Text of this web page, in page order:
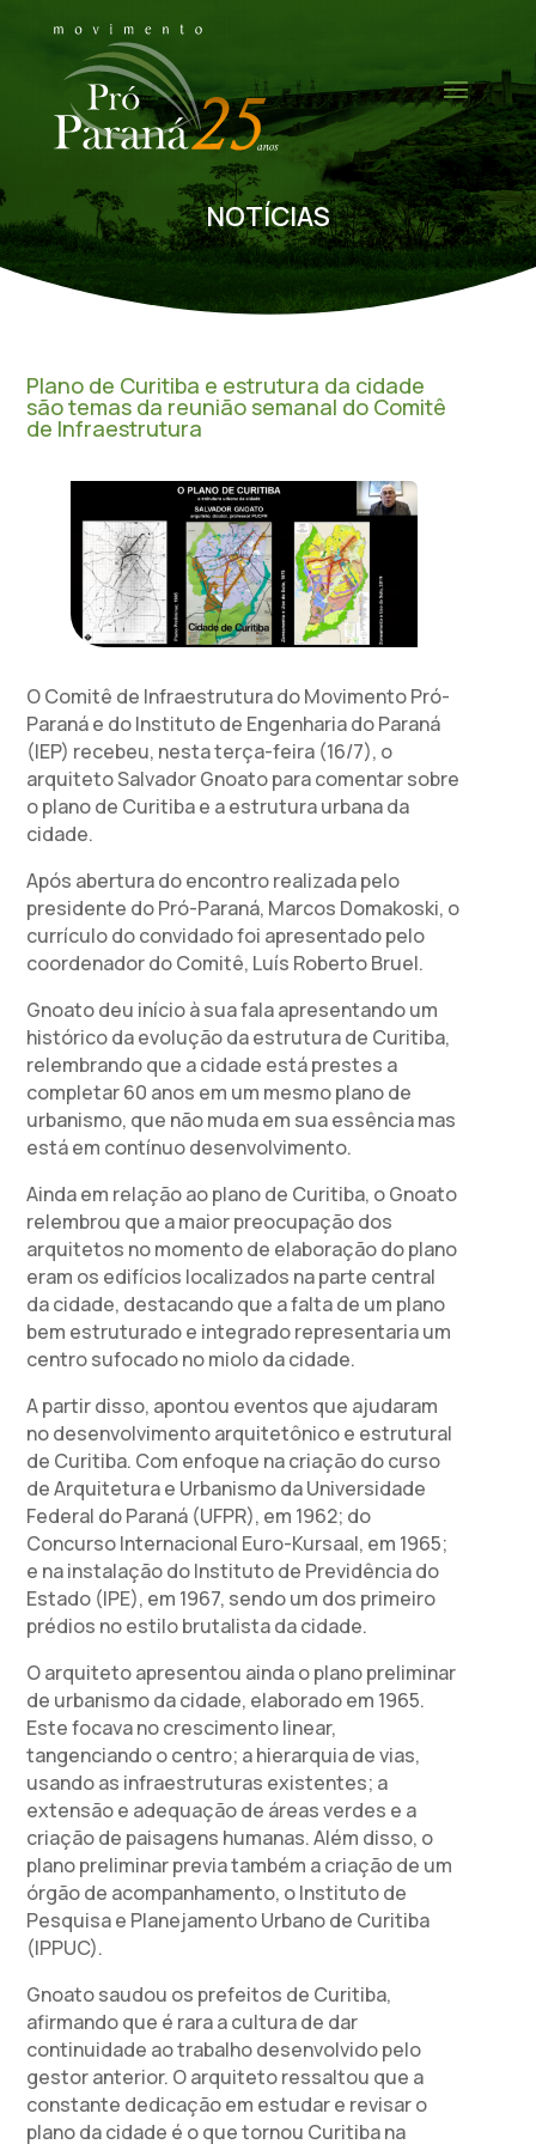
NOTÍCIAS
Plano de Curitiba e estrutura da cidade
são temas da reunião semanal do Comitê
de Infraestrutura
O Comitê de Infraestrutura do Movimento Pró-
Paraná e do Instituto de Engenharia do Paraná
(IEP) recebeu, nesta terça-feira (16/7), o
arquiteto Salvador Gnoato para comentar sobre
o plano de Curitiba e a estrutura urbana da
cidade.
Após abertura do encontro realizada pelo
presidente do Pró-Paraná, Marcos Domakoski, o
currículo do convidado foi apresentado pelo
coordenador do Comitê, Luís Roberto Bruel.
Gnoato deu início à sua fala apresentando um
histórico da evolução da estrutura de Curitiba,
relembrando que a cidade está prestes a
completar 60 anos em um mesmo plano de
urbanismo, que não muda em sua essência mas
está em contínuo desenvolvimento.
Ainda em relação ao plano de Curitiba, o Gnoato
relembrou que a maior preocupação dos
arquitetos no momento de elaboração do plano
eram os edifícios localizados na parte central
da cidade, destacando que a falta de um plano
bem estruturado e integrado representaria um
centro sufocado no miolo da cidade.
A partir disso, apontou eventos que ajudaram
no desenvolvimento arquitetônico e estrutural
de Curitiba. Com enfoque na criação do curso
de Arquitetura e Urbanismo da Universidade
Federal do Paraná (UFPR), em 1962; do
Concurso Internacional Euro-Kursaal, em 1965;
e na instalação do Instituto de Previdência do
Estado (IPE), em 1967, sendo um dos primeiro
prédios no estilo brutalista da cidade.
O arquiteto apresentou ainda o plano preliminar
de urbanismo da cidade, elaborado em 1965.
Este focava no crescimento linear,
tangenciando o centro; a hierarquia de vias,
usando as infraestruturas existentes; a
extensão e adequação de áreas verdes e a
criação de paisagens humanas. Além disso, o
plano preliminar previa também a criação de um
órgão de acompanhamento, o Instituto de
Pesquisa e Planejamento Urbano de Curitiba
(IPPUC).
Gnoato saudou os prefeitos de Curitiba,
afirmando que é rara a cultura de dar
continuidade ao trabalho desenvolvido pelo
gestor anterior. O arquiteto ressaltou que a
constante dedicação em estudar e revisar o
plano da cidade é o que tornou Curitiba na